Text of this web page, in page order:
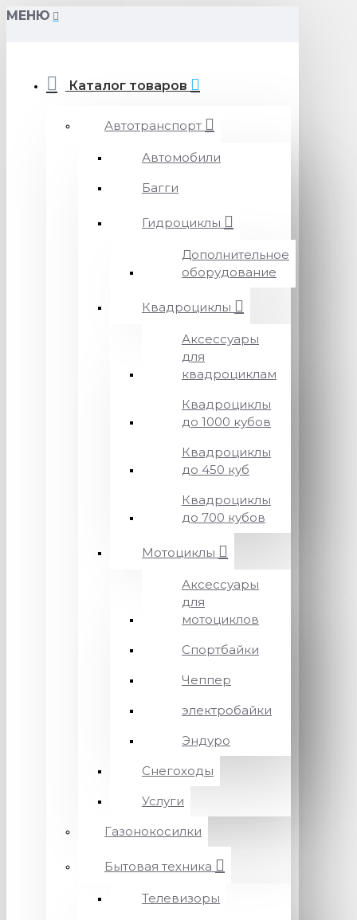
МЕНЮ
Каталог товаров
Автотранспорт
Автомобили
Багги
Гидроциклы
Дополнительное
оборудование
Квадроциклы
Аксессуары
для
квадроциклам
Квадроциклы
до 1000 кубов
Квадроциклы
до 450 куб
Квадроциклы
до 700 кубов
Мотоциклы
Аксессуары
для
мотоциклов
Спортбайки
Чеппер
электробайки
Эндуро
Снегоходы
Услуги
Газонокосилки
Бытовая техника
Телевизоры